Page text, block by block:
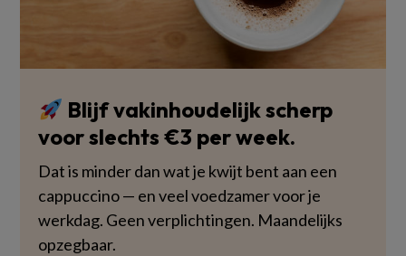
Blijf vakinhoudelijk scherp
voor slechts €3 per week.
Dat is minder dan wat je kwijt bent aan een
cappuccino — en veel voedzamer voor je
werkdag. Geen verplichtingen. Maandelijks
opzegbaar.